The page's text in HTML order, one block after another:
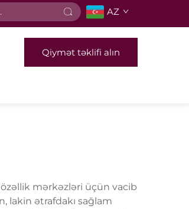
AZ
Qiymət təklifi alın
mərkəzləri üçün vacib
lakin ətrafdakı sağlam